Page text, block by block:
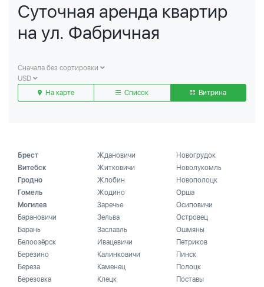
Суточная аренда квартир
на ул. Фабричная
Сначала без сортировки
USD
На карте
Список Витрина
Брест
Витебск
Гродно
Гомель
Могилев
Барановичи
Барань
Белоозёрск
Березино
Береза
Березовка
Ждановичи
Житковичи
Жлобин
Жодино
Заречье
Зельва
Заславль
Ивацевичи
Калинковичи
Каменец
Клецк
Новогрудок
Новолукомль
Новополоцк
Орша
Осиповичи
Островец
Ошмяны
Петриков
Пинск
Полоцк
Поставы